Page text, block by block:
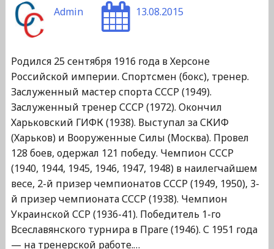
Admin 13.08.2015
Родился 25 сентября 1916 года в Херсоне
Российской империи. Спортсмен (бокс), тренер.
Заслуженный мастер спорта СССР (1949).
Заслуженный тренер СССР (1972). Окончил
Харьковский ГИФК (1938). Выступал за СКИФ
(Харьков) и Вооруженные Силы (Москва). Провел
128 боев, одержал 121 победу. Чемпион СССР
(1940, 1944, 1945, 1946, 1947, 1948) в наилегчайшем
весе, 2-й призер чемпионатов СССР (1949, 1950), 3-
й призер чемпионата СССР (1938). Чемпион
Украинской ССР (1936-41). Победитель 1-го
Всеславянского турнира в Праге (1946). С 1951 года
— на тренерской работе.…